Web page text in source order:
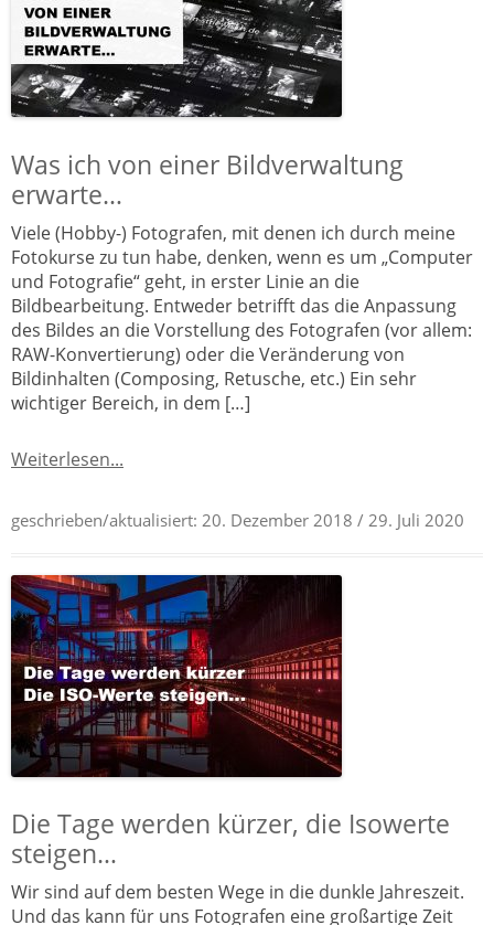
Was ich von einer Bildverwaltung
erwarte…
Viele (Hobby-) Fotografen, mit denen ich durch meine
Fotokurse zu tun habe, denken, wenn es um „Computer
und Fotografie“ geht, in erster Linie an die
Bildbearbeitung. Entweder betrifft das die Anpassung
des Bildes an die Vorstellung des Fotografen (vor allem:
RAW-Konvertierung) oder die Veränderung von
Bildinhalten (Composing, Retusche, etc.) Ein sehr
wichtiger Bereich, in dem […]
Weiterlesen...
geschrieben/aktualisiert: 20. Dezember 2018 / 29. Juli 2020
Die Tage werden kürzer, die Isowerte
steigen…
Wir sind auf dem besten Wege in die dunkle Jahreszeit.
Und das kann für uns Fotografen eine großartige Zeit